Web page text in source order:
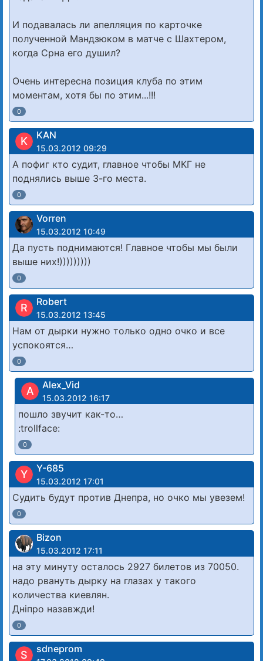
И подавалась ли апелляция по карточке
полученной Мандзюком в матче с Шахтером,
когда Срна его душил?
Очень интересна позиция клуба по этим
моментам, хотя бы по этим...!!!
0
K KAN
15.03.2012 09:29
А пофиг кто судит, главное чтобы МКГ не
поднялись выше 3-го места.
0
Vorren
15.03.2012 10:49
Да пусть поднимаются! Главное чтобы мы были
выше них!)))))))))
0
R Robert
15.03.2012 13:45
Нам от дырки нужно только одно очко и все
успокоятся…
0
A Alex_Vid
15.03.2012 16:17
пошло звучит как-то…
:trollface:
0
Y Y-685
15.03.2012 17:01
Судить будут против Днепра, но очко мы увезем!
0
Bizon
15.03.2012 17:11
на эту минуту осталось 2927 билетов из 70050.
надо рвануть дырку на глазах у такого
количества киевлян.
Дніпро назавжди!
0
S sdneprom